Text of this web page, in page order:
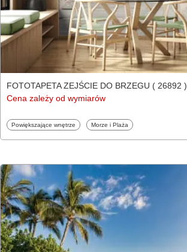
FOTOTAPETA ZEJŚCIE DO BRZEGU ( 26892 )
Cena zależy od wymiarów
Fototapety
Powiększające wnętrze Fototapety
Morze i Plaża